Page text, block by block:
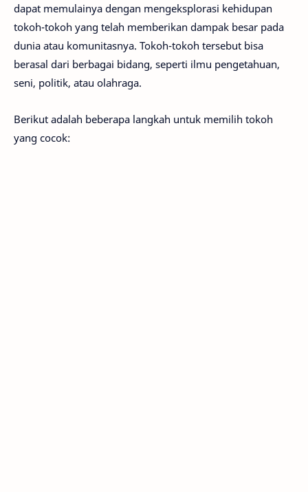
dapat memulainya dengan mengeksplorasi kehidupan
tokoh-tokoh yang telah memberikan dampak besar pada
dunia atau komunitasnya. Tokoh-tokoh tersebut bisa
berasal dari berbagai bidang, seperti ilmu pengetahuan,
seni, politik, atau olahraga.
Berikut adalah beberapa langkah untuk memilih tokoh
yang cocok: